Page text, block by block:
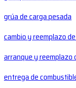
grúa de carga pesada
cambio y reemplazo
arranque y reemplazo
entrega de